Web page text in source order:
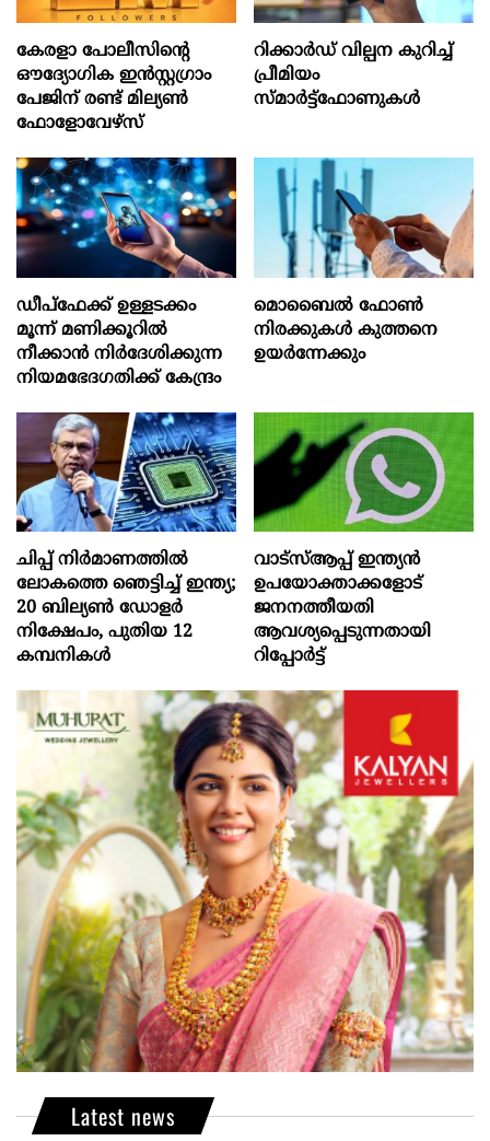
കേരളാ പോലീസിന്‍റെ
ഔദ്യോഗിക ഇന്‍സ്റ്റഗ്രാം
പേജിന് രണ്ട് മില്യണ്‍
ഫോളോവേഴ്സ്
റിക്കാർഡ് വില്പന കുറിച്ച്
പ്രീമിയം
സ്മാർട്ട്ഫോണുകൾ
ഡീപ്‌ഫേക്ക് ഉള്ളടക്കം
മൂന്ന് മണിക്കൂറിൽ
നീക്കാൻ നിർദേശിക്കുന്ന
നിയമഭേദഗതിക്ക് കേന്ദ്രം
മൊബൈല്‍ ഫോണ്‍
നിരക്കുകള്‍ കുത്തനെ
ഉയര്‍ന്നേക്കും
ചിപ്പ് നിർമാണത്തിൽ
ലോകത്തെ ഞെട്ടിച്ച് ഇന്ത്യ;
20 ബില്യൺ ഡോളർ
നിക്ഷേപം, പുതിയ 12
കമ്പനികൾ
വാട്‌സ്ആപ്പ് ഇന്ത്യൻ
ഉപയോക്താക്കളോട്
ജനനത്തീയതി
ആവശ്യപ്പെടുന്നതായി
റിപ്പോർട്ട്
Latest news